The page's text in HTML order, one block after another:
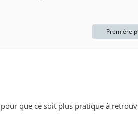
Première
que ce soit plus pratique à